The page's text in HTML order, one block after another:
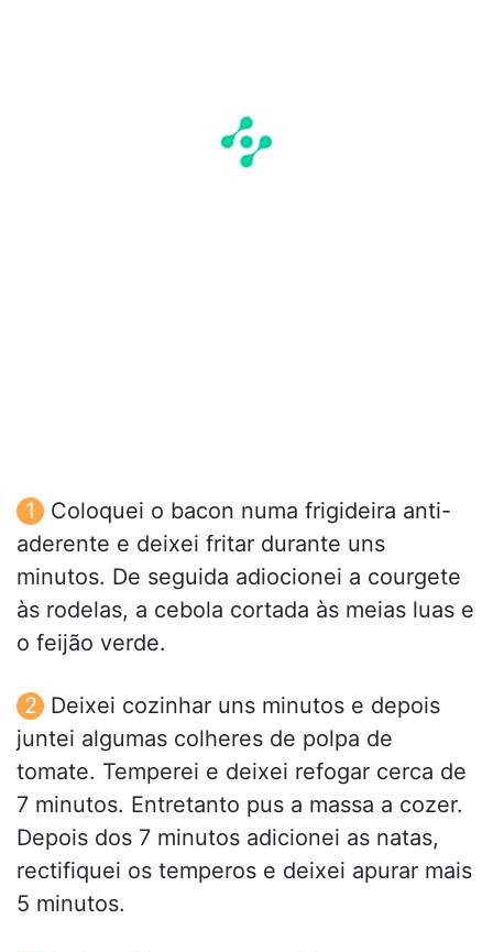
Coloquei o bacon numa frigideira anti-
aderente e deixei fritar durante uns
minutos. De seguida adiocionei a courgete
às rodelas, a cebola cortada às meias luas e
o feijão verde.
Deixei cozinhar uns minutos e depois
juntei algumas colheres de polpa de
tomate. Temperei e deixei refogar cerca de
7 minutos. Entretanto pus a massa a cozer.
Depois dos 7 minutos adicionei as natas,
rectifiquei os temperos e deixei apurar mais
5 minutos.